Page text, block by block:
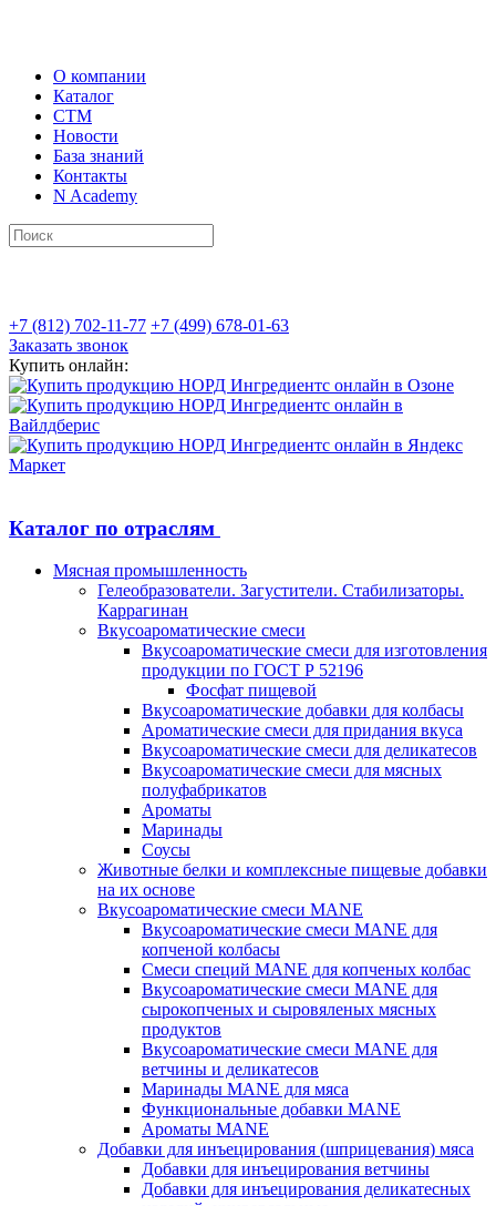
О компании
Каталог
СТМ
Новости
База знаний
Контакты
N Academy
+7 (812) 702-11-77 +7 (499) 678-01-63
Заказать звонок
Купить онлайн:
Каталог по отраслям
Мясная промышленность
Гелеобразователи. Загустители. Стабилизаторы.
Каррагинан
Вкусоароматические смеси
Вкусоароматические смеси для изготовления
продукции по ГОСТ Р 52196
Фосфат пищевой
Вкусоароматические добавки для колбасы
Ароматические смеси для придания вкуса
Вкусоароматические смеси для деликатесов
Вкусоароматические смеси для мясных
полуфабрикатов
Ароматы
Маринады
Соусы
Животные белки и комплексные пищевые добавки
на их основе
Вкусоароматические смеси MANE
Вкусоароматические смеси MANE для
копченой колбасы
Смеси специй MANE для копченых колбас
Вкусоароматические смеси MANE для
сырокопченых и сыровяленых мясных
продуктов
Вкусоароматические смеси MANE для
ветчины и деликатесов
Маринады MANE для мяса
Функциональные добавки MANE
Ароматы MANE
Добавки для инъецирования (шприцевания) мяса
Добавки для инъецирования ветчины
Добавки для инъецирования деликатесных